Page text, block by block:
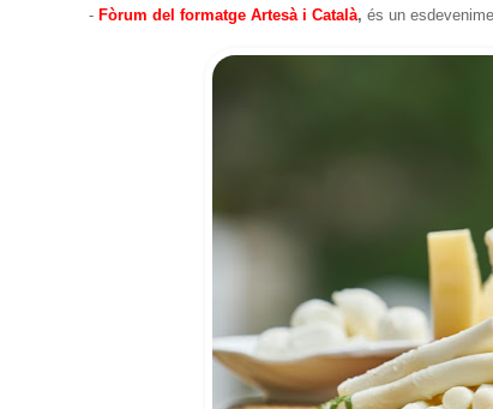
- Fòrum del formatge Artesà i Català, és un